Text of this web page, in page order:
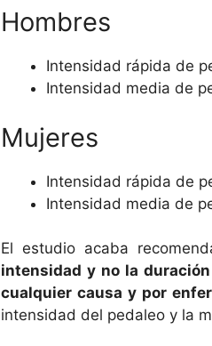
Hombres
Intensidad rápida de
Intensidad media de
Mujeres
Intensidad rápida de
Intensidad media de
El estudio acaba
intensidad y no la
cualquier causa y por
intensidad del pedaleo y la